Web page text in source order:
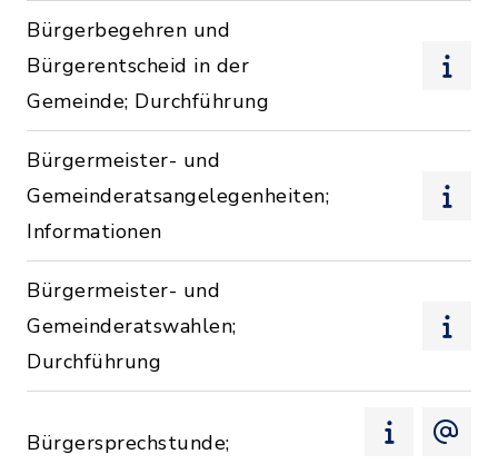
Bürgerbegehren und
Bürgerentscheid in der
Gemeinde; Durchführung
Bürgermeister- und
Gemeinderatsangelegenheiten;
Informationen
Bürgermeister- und
Gemeinderatswahlen;
Durchführung
Bürgersprechstunde;